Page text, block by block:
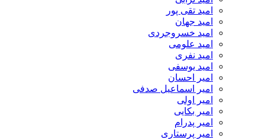
امید تقی پور
امید جهان
امید خسروجردی
امید علومی
امید نفری
امید یوسفی
امیر احسان
امیر اسماعیل صدفی
امیر اولی
امیر بکایی
امیر پدرام
امیر پرستاری